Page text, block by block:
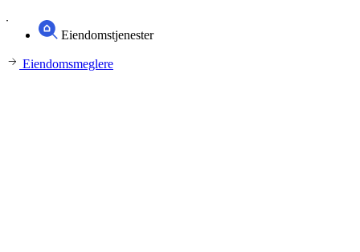
Eiendomstjenester
Eiendomsmeglere